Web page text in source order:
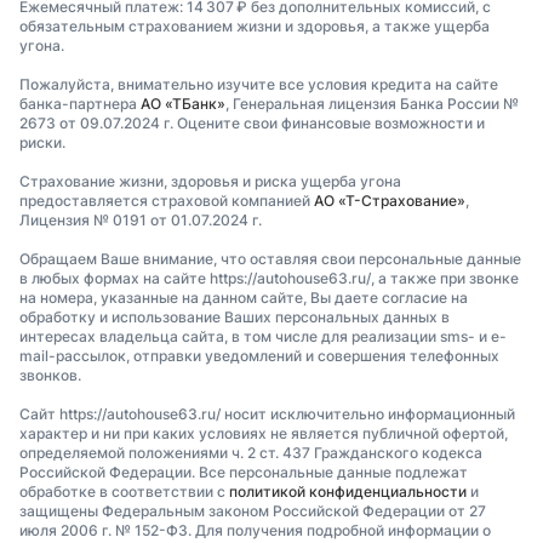
Ежемесячный платеж: 14 307 ₽ без дополнительных комиссий, с
обязательным страхованием жизни и здоровья, а также ущерба
угона.
Пожалуйста, внимательно изучите все условия кредита на сайте
банка-партнера АО «ТБанк» , Генеральная лицензия Банка России №
2673 от 09.07.2024 г. Оцените свои финансовые возможности и
риски.
Страхование жизни, здоровья и риска ущерба угона
предоставляется страховой компанией АО «Т-Страхование»
Лицензия № 0191 от 01.07.2024 г.
Обращаем Ваше внимание, что оставляя свои персональные данные
в любых формах на сайте https://autohouse63.ru/, а также при звонке
на номера, указанные на данном сайте, Вы даете согласие на
обработку и использование Ваших персональных данных в
интересах владельца сайта, в том числе для реализации sms- и e-
mail-рассылок, отправки уведомлений и совершения телефонных
звонков.
Сайт https://autohouse63.ru/ носит исключительно информационный
характер и ни при каких условиях не является публичной офертой,
определяемой положениями ч. 2 ст. 437 Гражданского кодекса
Российской Федерации. Все персональные данные подлежат
обработке в соответствии с политикой конфиденциальности и
защищены Федеральным законом Российской Федерации от 27
июля 2006 г. № 152-ФЗ. Для получения подробной информации о